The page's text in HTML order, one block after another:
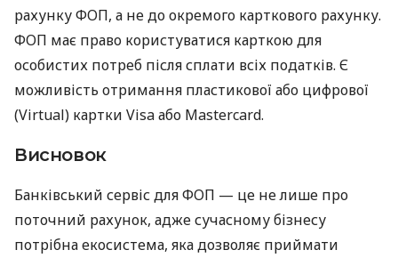
рахунку ФОП, а не до окремого карткового рахунку.
ФОП має право користуватися карткою для
особистих потреб після сплати всіх податків. Є
можливість отримання пластикової або цифрової
(Virtual) картки Visa або Mastercard.
Висновок
Банківський сервіс для ФОП — це не лише про
поточний рахунок, адже сучасному бізнесу
потрібна екосистема, яка дозволяє приймати